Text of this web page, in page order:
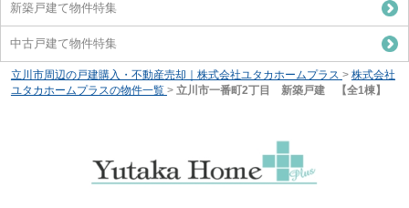
新築戸建て物件特集
中古戸建て物件特集
立川市周辺の戸建購入・不動産売却｜株式会社ユタカホームプラス > 株式会社
ユタカホームプラスの物件一覧 > 立川市一番町2丁目 新築戸建 【全1棟】